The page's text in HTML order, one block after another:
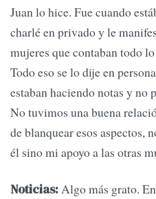
Juan lo hice. Fue cuando
charlé en privado y le
mujeres que contaban todo
Todo eso se lo dije en
estaban haciendo notas y no
No tuvimos una buena
de blanquear esos aspectos,
él sino mi apoyo a las otras
Noticias:Algo más grato.